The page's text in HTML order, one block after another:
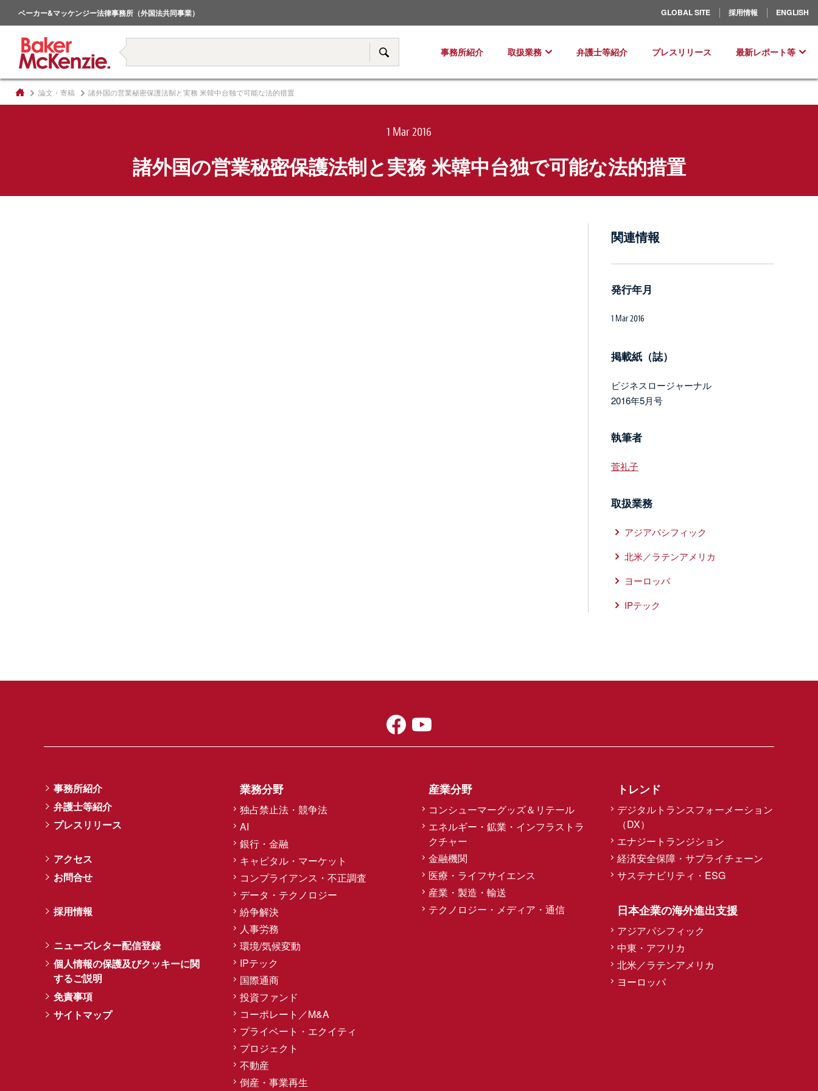
ベーカー&マッケンジー法律事務所（外国法共同事業） GLOBAL SITE 採用情報 ENGLISH
サイト内検索事務所紹介 取扱業務
ヨーロッパ
弁護士等紹介 プレスリリース 最新レポート等
著書
論文・寄稿 諸外国の営業秘密保護法制と実務 米韓中台独で可能な法的措置
1 Mar 2016
諸外国の営業秘密保護法制と実務 米韓中台独で可能な法的措置
関連情報
発行年月
1 Mar 2016
掲載紙（誌）
ビジネスロージャーナル
2016年5月号
執筆者
菅礼子
取扱業務
アジアパシフィック
北米／ラテンアメリカ
ヨーロッパ
IPテック
事務所紹介
弁護士等紹介
プレスリリース
アクセス
お問合せ
採用情報
ニューズレター配信登録
個人情報の保護及びクッキーに関
するご説明
免責事項
サイトマップ
業務分野
独占禁止法・競争法
AI
銀行・金融
キャピタル・マーケット
コンプライアンス・不正調査
データ・テクノロジー
紛争解決
人事労務
環境/気候変動
IPテック
国際通商
投資ファンド
コーポレート／M&A
プライベート・エクイティ
プロジェクト
不動産
倒産・事業再生
産業分野
コンシューマーグッズ＆リテール
エネルギー・鉱業・インフラストラ
クチャー
金融機関
医療・ライフサイエンス
産業・製造・輸送
テクノロジー・メディア・通信
トレンド
デジタルトランスフォーメーション
（DX）
エナジートランジション
経済安全保障・サプライチェーン
サステナビリティ・ESG
日本企業の海外進出支援
アジアパシフィック
中東・アフリカ
北米／ラテンアメリカ
ヨーロッパ